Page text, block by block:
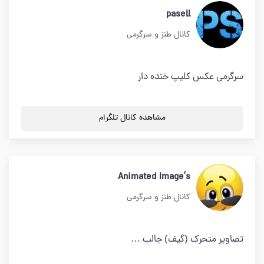
pasell
کانال طنز و سرگرمی
سرگرمی عکس کلیپ خنده دار
مشاهده کانال تلگرام
Animated Image’s
کانال طنز و سرگرمی
تصاویر متحرک (گیف) جالب …